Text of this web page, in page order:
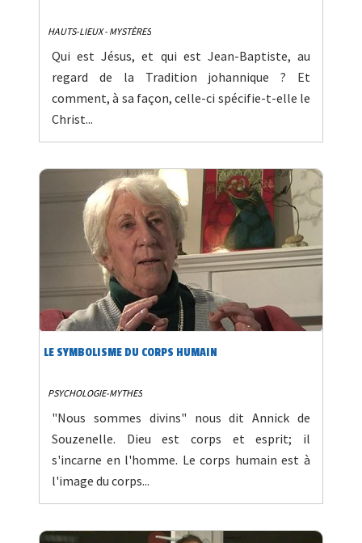
HAUTS-LIEUX - MYSTÈRES
Qui est Jésus, et qui est Jean-Baptiste, au
regard de la Tradition johannique ? Et
comment, à sa façon, celle-ci spécifie-t-elle le
Christ...
LE SYMBOLISME DU CORPS HUMAIN
PSYCHOLOGIE-MYTHES
"Nous sommes divins" nous dit Annick de
Souzenelle. Dieu est corps et esprit; il
s'incarne en l'homme. Le corps humain est à
l'image du corps...